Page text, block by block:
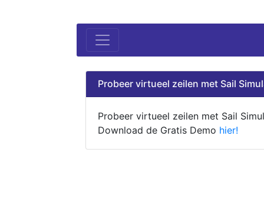
Probeer virtueel zeilen met Sail
Probeer virtueel zeilen met Sail
Download de Gratis Demo hier!